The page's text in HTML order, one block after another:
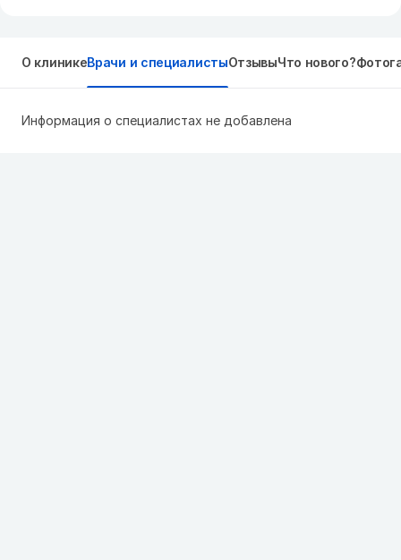
О клиникеВрачи и специалистыОтзывыЧто нового?
Информация о специалистах не добавлена